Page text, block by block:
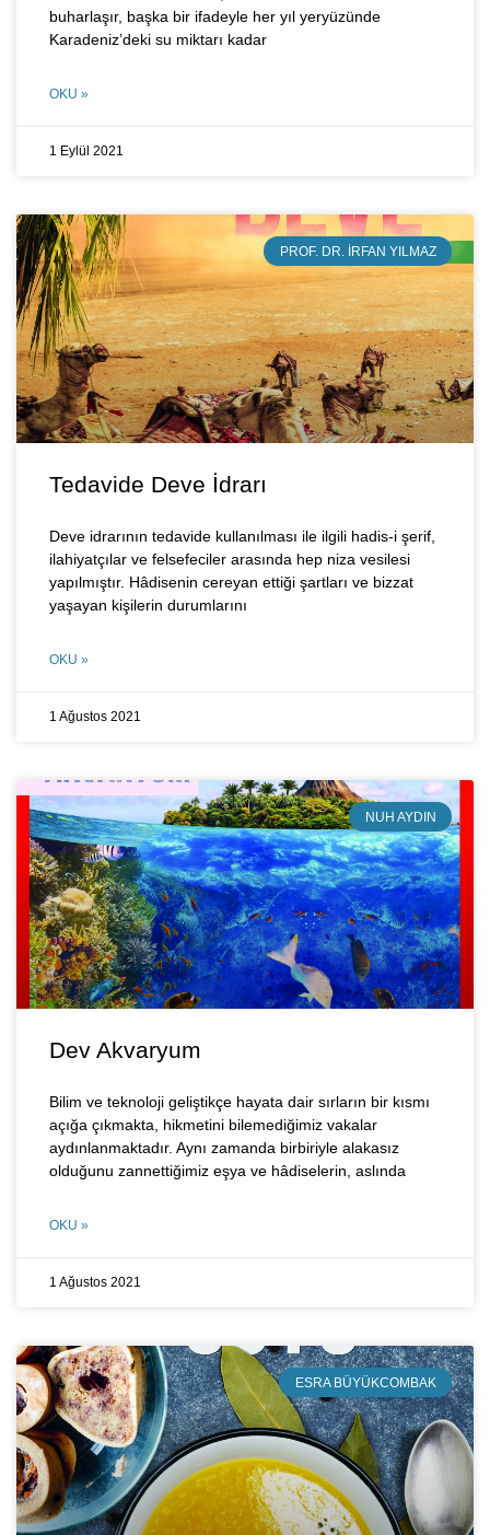
buharlaşır, başka bir ifadeyle her yıl yeryüzünde
Karadeniz’deki su miktarı kadar
OKU »
1 Eylül 2021
PROF. DR. İRFAN YILMAZ
Tedavide Deve İdrarı
Deve idrarının tedavide kullanılması ile ilgili hadis-i şerif,
ilahiyatçılar ve felsefeciler arasında hep niza vesilesi
yapılmıştır. Hâdisenin cereyan ettiği şartları ve bizzat
yaşayan kişilerin durumlarını
OKU »
1 Ağustos 2021
NUH AYDIN
Dev Akvaryum
Bilim ve teknoloji geliştikçe hayata dair sırların bir kısmı
açığa çıkmakta, hikmetini bilemediğimiz vakalar
aydınlanmaktadır. Aynı zamanda birbiriyle alakasız
olduğunu zannettiğimiz eşya ve hâdiselerin, aslında
OKU »
1 Ağustos 2021
ESRA BÜYÜKCOMBAK